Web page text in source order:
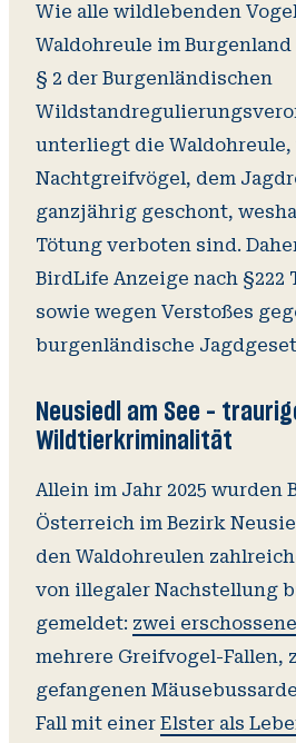
Wie alle wildlebenden
Waldohreule im
§ 2 der Burgenländischen
unterliegt die Waldohreule,
Nachtgreifvögel, dem
ganzjährig geschont,
Tötung verboten sind.
BirdLife Anzeige nach §222
sowie wegen Verstoßes
burgenländische
Neusiedl am See –
Wildtierkriminalität
Allein im Jahr 2025 wurden
Österreich im Bezirk
den Waldohreulen
von illegaler Nachstellung
gemeldet: zwei
mehrere Greifvogel-Fallen,
gefangenen
Fall mit einer Elster als